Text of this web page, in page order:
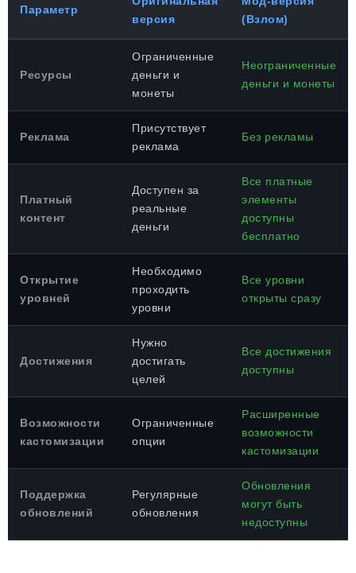
Параметр
версия
(Взлом)
Ресурсы
Ограниченные
деньги и
монеты
Неограниченные
деньги и монеты
Реклама
Присутствует
реклама
Без рекламы
Платный
контент
Доступен за
реальные
деньги
Все платные
элементы
доступны
бесплатно
Открытие
уровней
Необходимо
проходить
уровни
Все уровни
открыты сразу
Достижения
Нужно
достигать
целей
Все достижения
доступны
Возможности
кастомизации
Ограниченные
опции
Расширенные
возможности
кастомизации
Поддержка
обновлений
Регулярные
обновления
Обновления
могут быть
недоступны